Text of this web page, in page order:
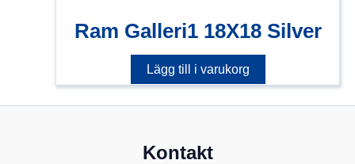
Ram Galleri1 18X18 Silver
Lägg till i varukorg
Kontakt